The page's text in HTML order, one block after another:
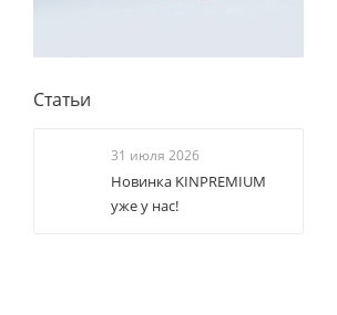
Статьи
31 июля 2026
Новинка KINPREMIUM
уже у нас!